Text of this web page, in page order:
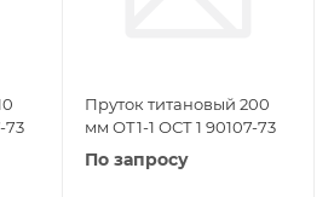
73
Пруток титановый 200
мм ОТ1-1 ОСТ 1 90107-73
По запросу